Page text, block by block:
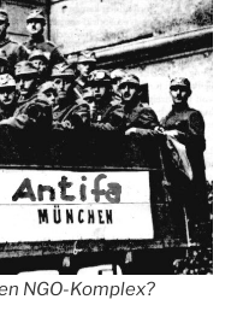
NGO-Komplex?